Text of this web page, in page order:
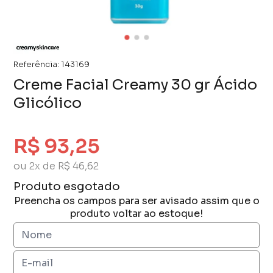
Referência: 143169
Creme Facial Creamy 30 gr Ácido
Glicólico
R$ 93,25
ou 2x de R$ 46,62
Produto esgotado
Preencha os campos para ser avisado assim que o
produto voltar ao estoque!